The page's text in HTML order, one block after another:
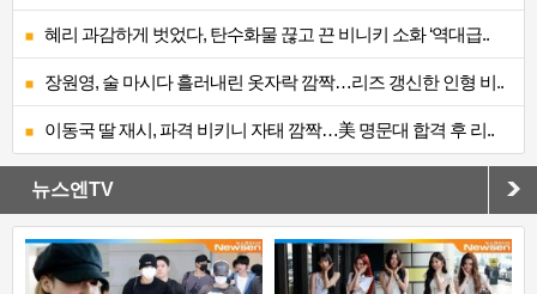
혜리 과감하게 벗었다, 탄수화물 끊고 끈 비니키 소화 ‘역대급..
장원영, 술 마시다 흘러내린 옷자락 깜짝…리즈 갱신한 인형 비..
이동국 딸 재시, 파격 비키니 자태 깜짝…美 명문대 합격 후 리..
뉴스엔TV